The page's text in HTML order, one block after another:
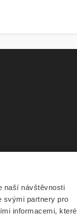
naší návštěvnosti
svými partnery pro
informacemi, které